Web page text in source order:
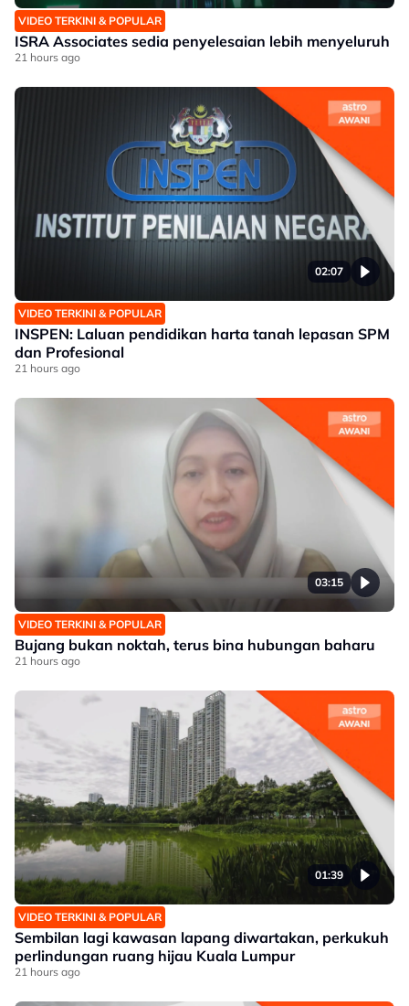
VIDEO TERKINI & POPULAR
ISRA Associates sedia penyelesaian lebih menyeluruh
21 hours ago
02:07
VIDEO TERKINI & POPULAR
INSPEN: Laluan pendidikan harta tanah lepasan SPM
dan Profesional
21 hours ago
03:15
VIDEO TERKINI & POPULAR
Bujang bukan noktah, terus bina hubungan baharu
21 hours ago
01:39
VIDEO TERKINI & POPULAR
Sembilan lagi kawasan lapang diwartakan, perkukuh
perlindungan ruang hijau Kuala Lumpur
21 hours ago